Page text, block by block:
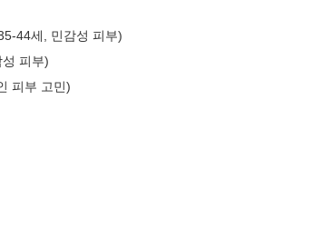
44세, 민감성 피부)
피부)
피부 고민)